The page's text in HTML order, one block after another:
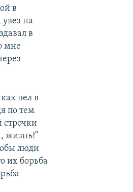
в
на
в
мне
пел в
по тем
строчки
жизнь!"
люди
их борьба